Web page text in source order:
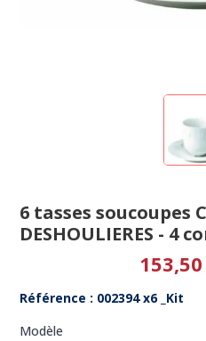
6 tasses soucoupes
DESHOULIERES - 4
Référence : 002394 x6 _Kit
Modèle